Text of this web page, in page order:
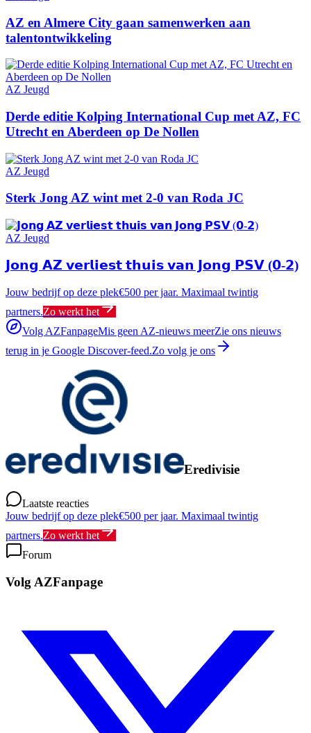
AZ en Almere City gaan samenwerken aan
talentontwikkeling
AZ Jeugd
Derde editie Kolping International Cup met AZ, FC
Utrecht en Aberdeen op De Nollen
AZ Jeugd
Sterk Jong AZ wint met 2-0 van Roda JC
AZ Jeugd
𝗝𝗼𝗻𝗴 𝗔𝗭 𝘃𝗲𝗿𝗹𝗶𝗲𝘀𝘁 𝘁𝗵𝘂𝗶𝘀 𝘃𝗮𝗻 𝗝𝗼𝗻𝗴 𝗣𝗦𝗩 (𝟬-𝟮)
Jouw bedrijf op deze plek€500 per jaar. Maximaal twintig
partners.Zo werkt het
Volg AZFanpageMis geen AZ-nieuws meerZie ons nieuws
terug in je Google Discover-feed.Zo volg je ons
Eredivisie
Laatste reacties
Jouw bedrijf op deze plek€500 per jaar. Maximaal twintig
partners.Zo werkt het
Forum
Volg AZFanpage